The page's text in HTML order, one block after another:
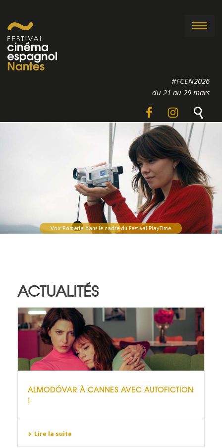
#FCEN2026
du 21 au 29 mars
Voir Romería dans le cadre du Festival PlayTime
Voir les photos de la 35e édition
ACTUALITÉS
ALMODÓVAR À CANNES AVEC AUTOFICTION
!
Lire la suite